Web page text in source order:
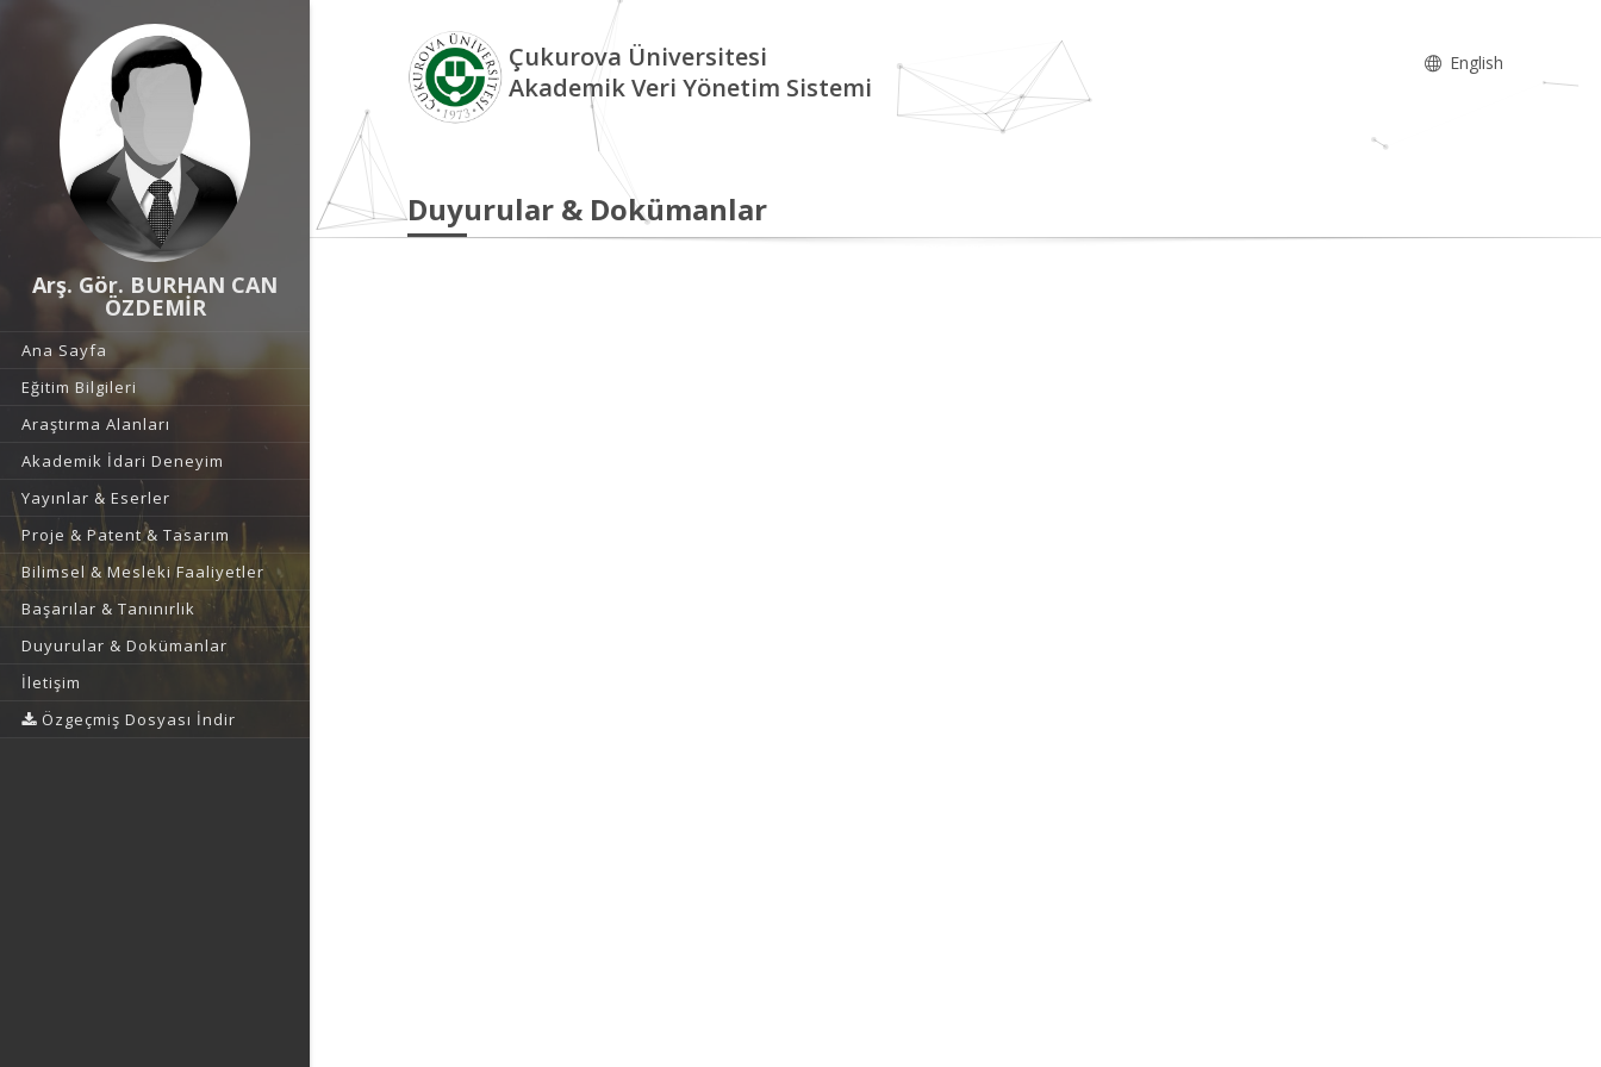
Arş. Gör. BURHAN CAN
ÖZDEMİR
Ana Sayfa
Eğitim Bilgileri
Araştırma Alanları
Akademik İdari Deneyim
Yayınlar & Eserler
Proje & Patent & Tasarım
Bilimsel & Mesleki Faaliyetler
Başarılar & Tanınırlık
Duyurular & Dokümanlar
İletişim
Özgeçmiş Dosyası İndir
Çukurova Üniversitesi
Akademik Veri Yönetim Sistemi
English
Duyurular & Dokümanlar